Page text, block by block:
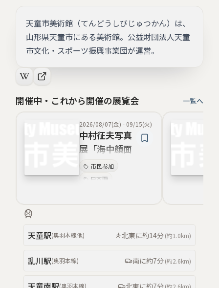
天童市美術館（てんどうしびじゅつかん）は、
山形県天童市にある美術館。公益財団法人天童
市文化・スポーツ振興事業団が運営。
開催中・これから開催の展覧会 一覧へ
2026/08/07(金) - 09/15(火)
中村征夫写真
展「海中顔面
大博覧会」
市民参加
日本画
天童駅(奥羽本線他) 北東に約14分(約1.0km)
乱川駅(奥羽本線) 南に約7分(約2.6km)
(奥羽本線) 北東に約7分(約2.6km)